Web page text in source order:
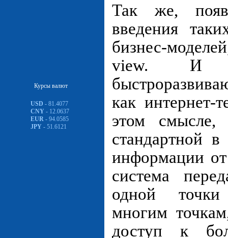
Курсы валют
USD - 81.4077
CNY - 12.0637
EUR - 94.0585
JPY - 51.6121
Так же,
введения
бизнес-
view. И
как интернет-
этом смысле,
стандартной в
информации
система
одной
многим
доступ к